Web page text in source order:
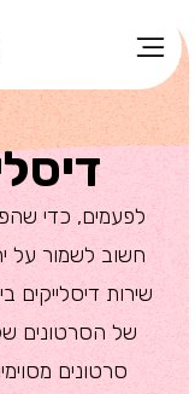
לפעמים, כדי
חשוב לשמור על
שירות דיסלייקים
של הסרטונים
סרטונים